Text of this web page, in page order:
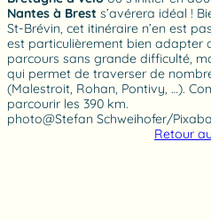
Nantes à Brest s’avérera idéal !
St-Brévin, cet itinéraire n’en est
est particulièrement bien adapter
parcours sans grande difficulté,
qui permet de traverser de
(Malestroit, Rohan, Pontivy, …).
parcourir les 390 km.
photo@Stefan Schweihofer/
Retour